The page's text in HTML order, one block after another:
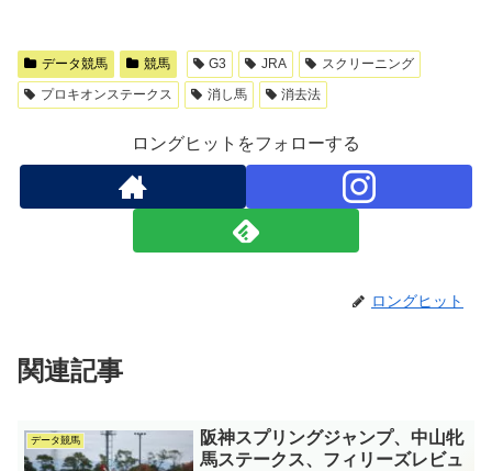
データ競馬 競馬 G3 JRA
スクリーニング
プロキオンステークス
消し馬 消去法
ロングヒットをフォローする
ロングヒット
関連記事
データ競馬
阪神スプリングジャンプ、中山牝
馬ステークス、フィリーズレビュ